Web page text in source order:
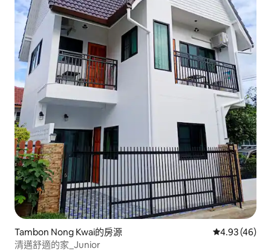
Tambon Nong Kwai的房源 從 46 則評價
4.93 (46)
清邁舒適的家_Junior